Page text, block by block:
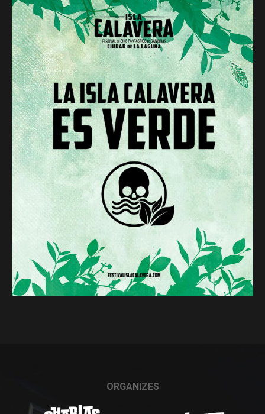
ORGANIZES